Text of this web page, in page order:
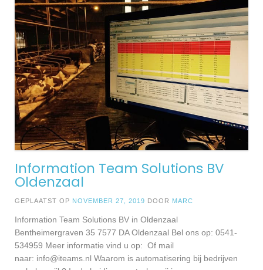
Information Team Solutions BV
Oldenzaal
GEPLAATST OP NOVEMBER 27, 2019 DOOR MARC
Information Team Solutions BV in Oldenzaal
Bentheimergraven 35 7577 DA Oldenzaal Bel ons op: 0541-
534959 Meer informatie vind u op: Of mail
naar: info@iteams.nl Waarom is automatisering bij bedrijven